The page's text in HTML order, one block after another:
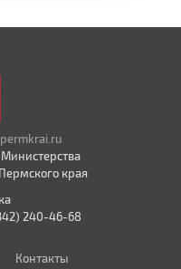
края
240-46-68
Контакты